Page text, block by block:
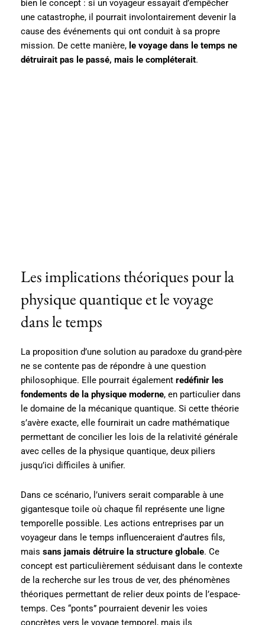
bien le concept : si un voyageur essayait d’empêcher
une catastrophe, il pourrait involontairement devenir la
cause des événements qui ont conduit à sa propre
mission. De cette manière, le voyage dans le temps ne
détruirait pas le passé, mais le compléterait.
Les implications théoriques pour la
physique quantique et le voyage
dans le temps
La proposition d’une solution au paradoxe du grand-père
ne se contente pas de répondre à une question
philosophique. Elle pourrait également redéfinir les
fondements de la physique moderne, en particulier dans
le domaine de la mécanique quantique. Si cette théorie
s’avère exacte, elle fournirait un cadre mathématique
permettant de concilier les lois de la relativité générale
avec celles de la physique quantique, deux piliers
jusqu’ici difficiles à unifier.
Dans ce scénario, l’univers serait comparable à une
gigantesque toile où chaque fil représente une ligne
temporelle possible. Les actions entreprises par un
voyageur dans le temps influenceraient d’autres fils,
mais sans jamais détruire la structure globale. Ce
concept est particulièrement séduisant dans le contexte
de la recherche sur les trous de ver, des phénomènes
théoriques permettant de relier deux points de l’espace-
temps. Ces “ponts” pourraient devenir les voies
concrètes vers le voyage temporel, mais ils